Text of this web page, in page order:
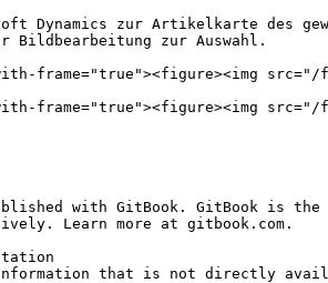
Dynamics zur Artikelkarte des
Bildbearbeitung zur Auswahl.
frame="true"><figure><img src="/
frame="true"><figure><img src="/
with GitBook. GitBook is the
Learn more at gitbook.com.
that is not directly